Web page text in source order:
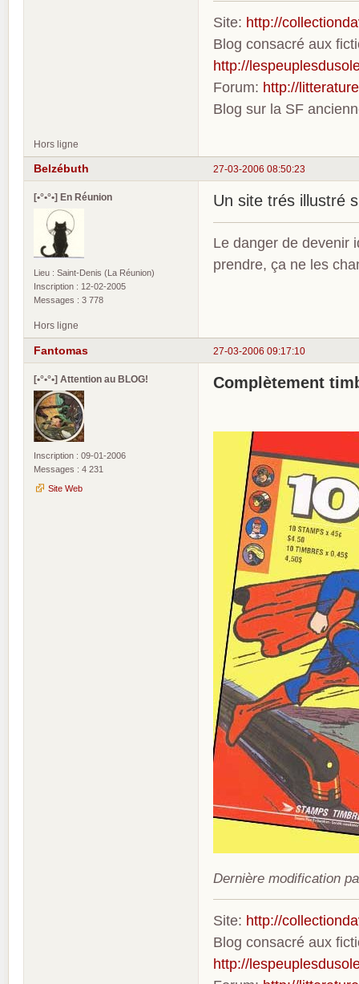
Site: http://
Blog consacré aux
http://
Forum: http://
Blog sur la SF
Hors ligne
27-03-2006 08:50:23
Belzébuth
[•°•°•] En Réunion
Lieu : Saint-Denis (La Réunion)
Inscription : 12-02-2005
Messages : 3 778
Un site trés illustré
Le danger de devenir
prendre, ça ne les
Hors ligne
27-03-2006 09:17:10
Fantomas
[•°•°•] Attention au BLOG!
Inscription : 09-01-2006
Messages : 4 231
Site Web
Complètement
Dernière modification
Site: http://
Blog consacré aux
http://